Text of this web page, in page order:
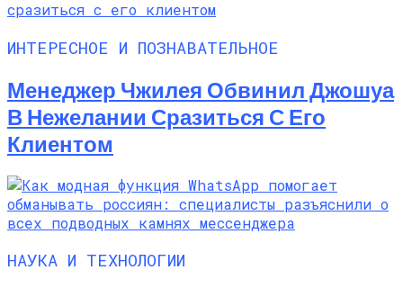
ИНТЕРЕСНОЕ И ПОЗНАВАТЕЛЬНОЕ
Менеджер Чжилея Обвинил Джошуа
В Нежелании Сразиться С Его
Клиентом
НАУКА И ТЕХНОЛОГИИ